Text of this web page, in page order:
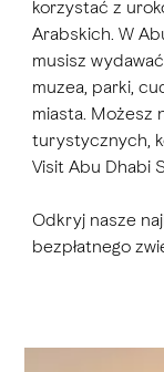
korzystać z
Arabskich. W
musisz
muzea, parki,
miasta. Możesz
turystycznych,
Visit Abu Dhabi
Odkryj nasze
bezpłatnego